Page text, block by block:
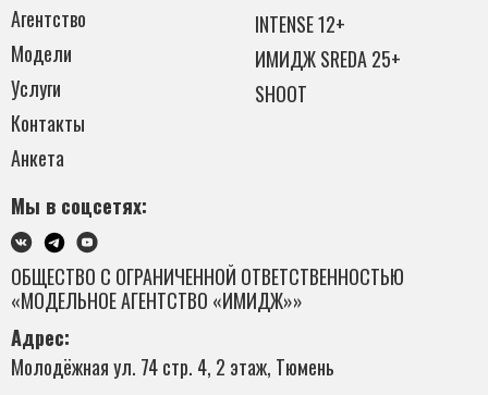
Агентство
Модели
Услуги
Контакты
Анкета
INTENSE 12+
ИМИДЖ SREDA 25+
SHOOT
Мы в соцсетях:
ОБЩЕСТВО С ОГРАНИЧЕННОЙ ОТВЕТСТВЕННОСТЬЮ
«МОДЕЛЬНОЕ АГЕНТСТВО «ИМИДЖ»»
Адрес:
Молодёжная ул. 74 стр. 4, 2 этаж, Тюмень